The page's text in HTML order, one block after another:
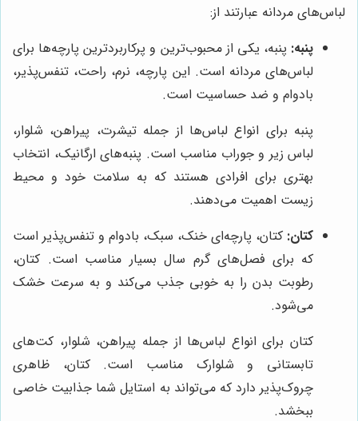
لباس‌های مردانه عبارتند از:
پنبه: پنبه، یکی از محبوب‌ترین و پرکاربردترین پارچه‌ها برای
لباس‌های مردانه است. این پارچه، نرم، راحت، تنفس‌پذیر،
بادوام و ضد حساسیت است.
پنبه برای انواع لباس‌ها از جمله تیشرت، پیراهن، شلوار،
لباس زیر و جوراب مناسب است. پنبه‌های ارگانیک، انتخاب
بهتری برای افرادی هستند که به سلامت خود و محیط
زیست اهمیت می‌دهند.
کتان: کتان، پارچه‌ای خنک، سبک، بادوام و تنفس‌پذیر است
که برای فصل‌های گرم سال بسیار مناسب است. کتان،
رطوبت بدن را به خوبی جذب می‌کند و به سرعت خشک
می‌شود.
کتان برای انواع لباس‌ها از جمله پیراهن، شلوار، کت‌های
تابستانی و شلوارک مناسب است. کتان، ظاهری
چروک‌پذیر دارد که می‌تواند به استایل شما جذابیت خاصی
ببخشد.